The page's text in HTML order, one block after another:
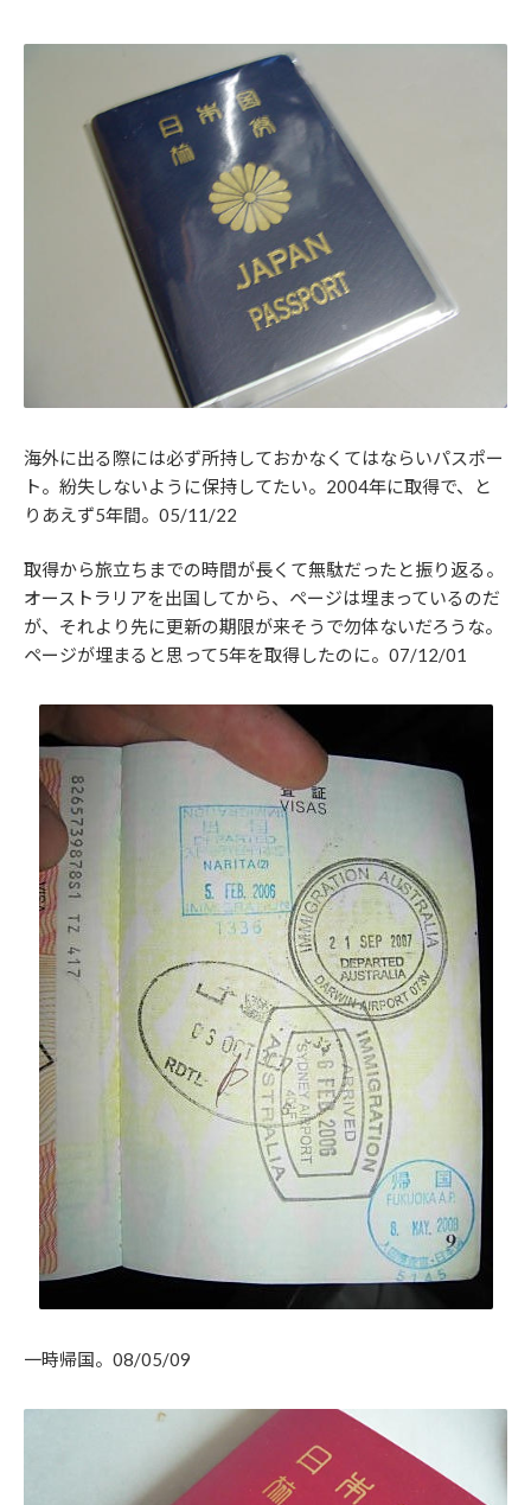
海外に出る際には必ず所持しておかなくてはならいパスポー
ト。紛失しないように保持してたい。2004年に取得で、と
りあえず5年間。05/11/22
取得から旅立ちまでの時間が長くて無駄だったと振り返る。
オーストラリアを出国してから、ページは埋まっているのだ
が、それより先に更新の期限が来そうで勿体ないだろうな。
ページが埋まると思って5年を取得したのに。07/12/01
一時帰国。08/05/09